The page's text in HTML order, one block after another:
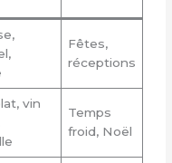
Fêtes,
réceptions
vin
Temps
froid, Noël